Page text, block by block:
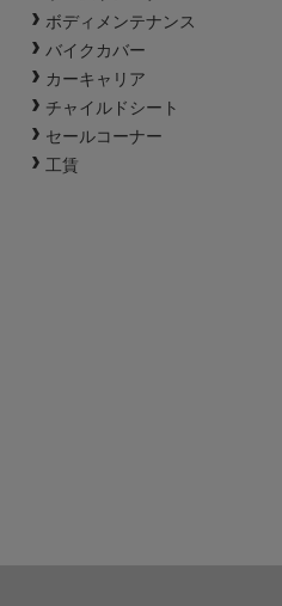
ボディメンテナンス
バイクカバー
カーキャリア
チャイルドシート
セールコーナー
工賃